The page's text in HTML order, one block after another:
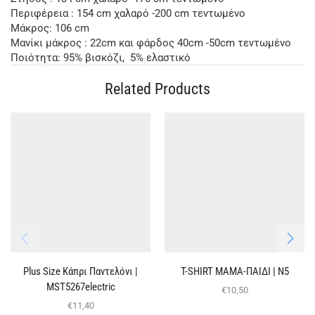
Περιφέρεια : 154 cm χαλαρό -200 cm τεντωμένο
Μάκρος: 106 cm
Μανίκι μάκρος : 22cm και φάρδος 40cm -50cm τεντωμένο
Ποιότητα: 95% βισκόζι, 5% ελαστικό
Related Products
Plus Size Κάπρι Παντελόνι |
MST5267electric
€11,40
T-SHIRT ΜΑΜΑ-ΠΑΙΔΙ | Ν5
€10,50